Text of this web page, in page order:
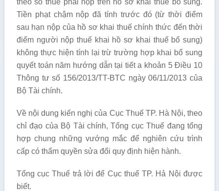
Tiền phạt chậm nộp đã tính trước đó (từ thời điểm
sau hạn nộp của hồ sơ khai thuế chính thức đến thời
điểm người nộp thuế khai hồ sơ khai thuế bổ sung)
không thực hiện tính lại trừ trường hợp khai bổ sung
quyết toán năm hướng dẫn tại tiết a khoản 5 Điều 10
Thông tư số 156/2013/TT-BTC ngày 06/11/2013 của
Bộ Tài chính.
Về nội dung kiến nghị của Cục Thuế TP. Hà Nội, theo
chỉ đạo của Bộ Tài chính, Tổng cục Thuế đang tổng
hợp chung những vướng mắc để nghiên cứu trình
cấp có thẩm quyền sửa đổi quy định hiện hành.
Tổng cục Thuế trả lời để Cục thuế TP. Hả Nội được
biết.